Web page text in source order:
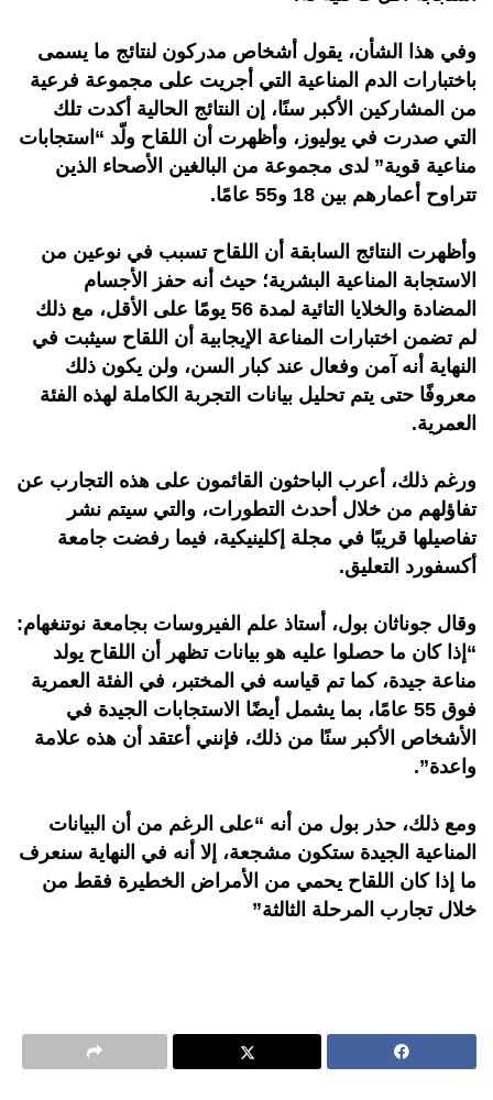
وفي هذا الشأن، يقول أشخاص مدركون لنتائج ما يسمى
باختبارات الدم المناعية التي أجريت على مجموعة فرعية
من المشاركين الأكبر سنًا، إن النتائج الحالية أكدت تلك
التي صدرت في يوليوز، وأظهرت أن اللقاح ولّد “استجابات
مناعية قوية” لدى مجموعة من البالغين الأصحاء الذين
تتراوح أعمارهم بين 18 و55 عامًا.
وأظهرت النتائج السابقة أن اللقاح تسبب في نوعين من
الاستجابة المناعية البشرية؛ حيث أنه حفز الأجسام
المضادة والخلايا التائية لمدة 56 يومًا على الأقل، مع ذلك
لم تضمن اختبارات المناعة الإيجابية أن اللقاح سيثبت في
النهاية أنه آمن وفعال عند كبار السن، ولن يكون ذلك
معروفًا حتى يتم تحليل بيانات التجربة الكاملة لهذه الفئة
العمرية.
ورغم ذلك، أعرب الباحثون القائمون على هذه التجارب عن
تفاؤلهم من خلال أحدث التطورات، والتي سيتم نشر
تفاصيلها قريبًا في مجلة إكلينيكية، فيما رفضت جامعة
أكسفورد التعليق.
وقال جوناثان بول، أستاذ علم الفيروسات بجامعة نوتنغهام:
“إذا كان ما حصلوا عليه هو بيانات تظهر أن اللقاح يولد
مناعة جيدة، كما تم قياسه في المختبر، في الفئة العمرية
فوق 55 عامًا، بما يشمل أيضًا الاستجابات الجيدة في
الأشخاص الأكبر سنًا من ذلك، فإنني أعتقد أن هذه علامة
واعدة”.
ومع ذلك، حذر بول من أنه “على الرغم من أن البيانات
المناعية الجيدة ستكون مشجعة، إلا أنه في النهاية سنعرف
ما إذا كان اللقاح يحمي من الأمراض الخطيرة فقط من
خلال تجارب المرحلة الثالثة”